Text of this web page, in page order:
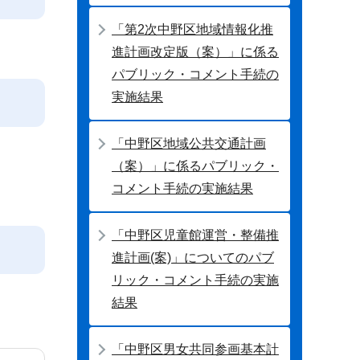
「第2次中野区地域情報化推
進計画改定版（案）」に係る
パブリック・コメント手続の
実施結果
「中野区地域公共交通計画
（案）」に係るパブリック・
コメント手続の実施結果
「中野区児童館運営・整備推
進計画(案)」についてのパブ
リック・コメント手続の実施
結果
「中野区男女共同参画基本計